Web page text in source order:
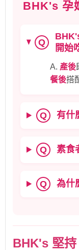
BHK's 孕
Q
開始
A. 產後
餐後搭
Q 有什
Q 素食
Q 為什
BHK's 堅持